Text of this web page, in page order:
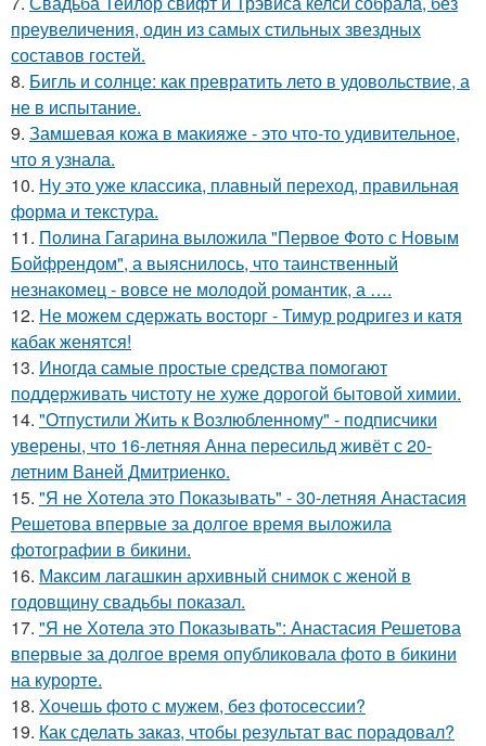
преувеличения, один из самых стильных звездных
составов гостей.
8. Бигль и солнце: как превратить лето в удовольствие, а
не в испытание.
9. Замшевая кожа в макияже - это что-то удивительное,
что я узнала.
10. Ну это уже классика, плавный переход, правильная
форма и текстура.
11. Полина Гагарина выложила "Первое Фото с Новым
Бойфрендом", а выяснилось, что таинственный
незнакомец - вовсе не молодой романтик, а ….
12. Не можем сдержать восторг - Тимур родригез и катя
кабак женятся!
13. Иногда самые простые средства помогают
поддерживать чистоту не хуже дорогой бытовой химии.
14. "Отпустили Жить к Возлюбленному" - подписчики
уверены, что 16-летняя Анна пересильд живёт с 20-
летним Ваней Дмитриенко.
15. "Я не Хотела это Показывать" - 30-летняя Анастасия
Решетова впервые за долгое время выложила
фотографии в бикини.
16. Максим лагашкин архивный снимок с женой в
годовщину свадьбы показал.
17. "Я не Хотела это Показывать": Анастасия Решетова
впервые за долгое время опубликовала фото в бикини
на курорте.
18. Хочешь фото с мужем, без фотосессии?
19. Как сделать заказ, чтобы результат вас порадовал?